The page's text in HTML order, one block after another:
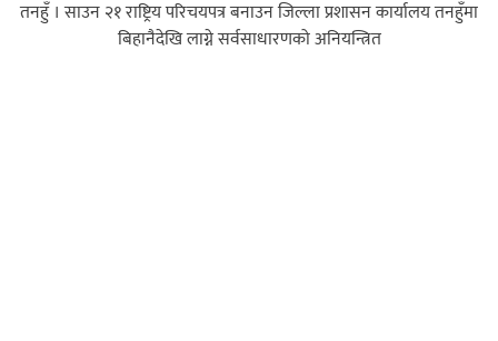
तनहुँ । साउन २१ राष्ट्रिय परिचयपत्र बनाउन जिल्ला प्रशासन कार्यालय तनहुँमा
बिहानैदेखि लाग्ने सर्वसाधारणको अनियन्त्रित